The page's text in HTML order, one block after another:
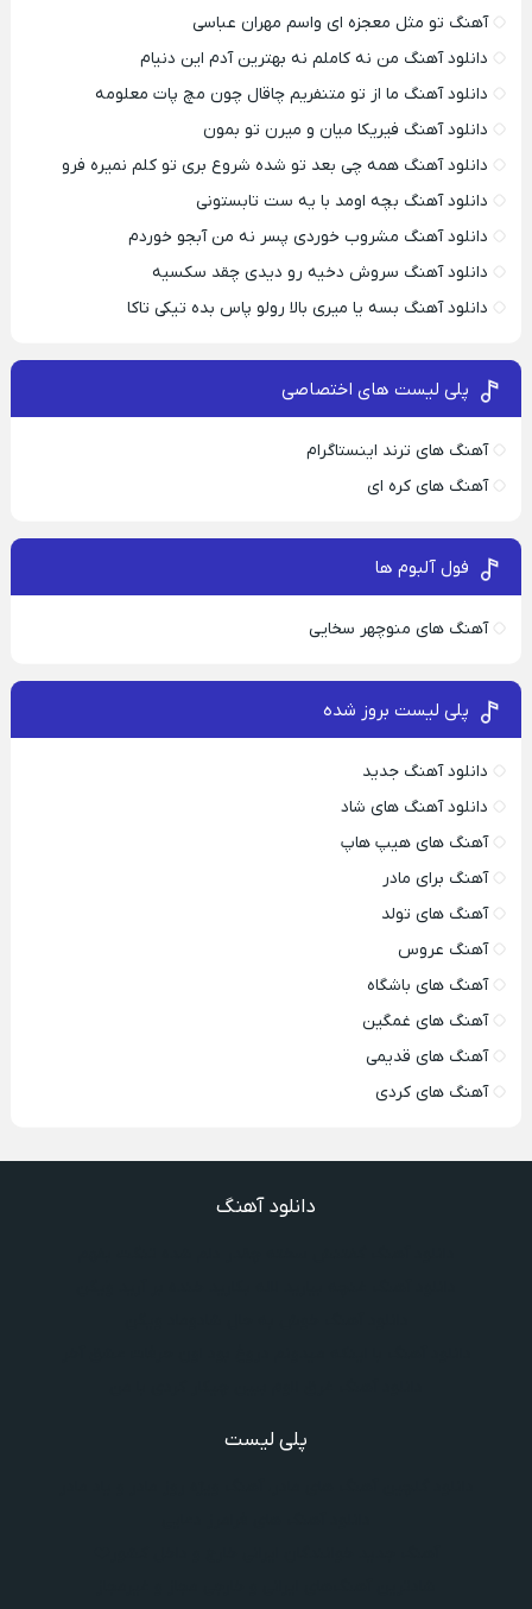
آهنگ تو مثل معجزه ای واسم مهران عباسی
دانلود آهنگ من نه کاملم نه بهترین آدم این دنیام
دانلود آهنگ ما از تو متنفریم چاقال چون مچ پات معلومه
دانلود آهنگ فیریکا میان و میرن تو بمون
دانلود آهنگ همه چی بعد تو شده شروع بری تو کلم نمیره فرو
دانلود آهنگ بچه اومد با یه ست تابستونی
دانلود آهنگ مشروب خوردی پسر نه من آبجو خوردم
دانلود آهنگ سروش دخیه رو دیدی چقد سکسیه
دانلود آهنگ بسه یا میری بالا رولو پاس بده تیکی تاکا
پلی لیست های اختصاصی
آهنگ های ترند اینستاگرام
آهنگ های کره ای
فول آلبوم ها
آهنگ های منوچهر سخایی
پلی لیست بروز شده
دانلود آهنگ جدید
دانلود آهنگ های شاد
آهنگ های هیپ هاپ
آهنگ برای مادر
آهنگ های تولد
آهنگ عروس
آهنگ های باشگاه
آهنگ های غمگین
آهنگ های قدیمی
آهنگ های کردی
دانلود آهنگ
پلی لیست